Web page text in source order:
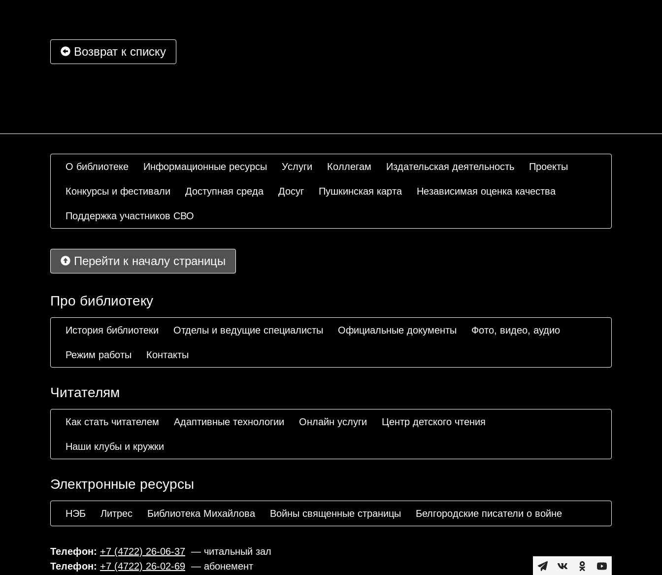
Возврат к списку
О библиотеке Информационные ресурсы Услуги Коллегам Издательская деятельность Проекты
Конкурсы и фестивали Доступная среда Досуг Пушкинская карта Независимая оценка качества
Поддержка участников СВО
Перейти к началу страницы
Про библиотеку
История библиотеки Отделы и ведущие специалисты Официальные документы Фото, видео, аудио
Режим работы Контакты
Читателям
Как стать читателем Адаптивные технологии Онлайн услуги Центр детского чтения
Наши клубы и кружки
Электронные ресурсы
НЭБ Литрес Библиотека Михайлова Войны священные страницы Белгородские писатели о войне
Телефон: +7 (4722) 26-06-37 — читальный зал
Телефон: +7 (4722) 26-02-69 — абонемент